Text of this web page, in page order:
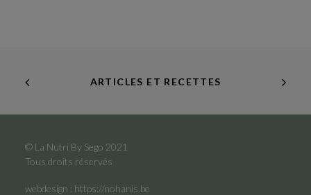
ARTICLES ET RECETTES
© La Nutri By Sego 2021
Tous droits réservés
webdesign : https://nohanis.be